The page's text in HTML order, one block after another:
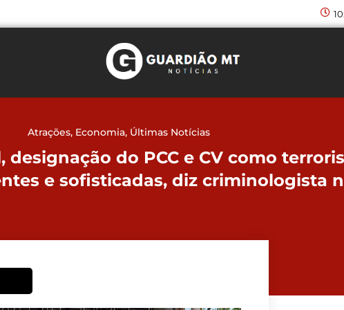
Atrações, Economia, Últimas Notícias
designação do PCC e CV como
e sofisticadas, diz criminologista